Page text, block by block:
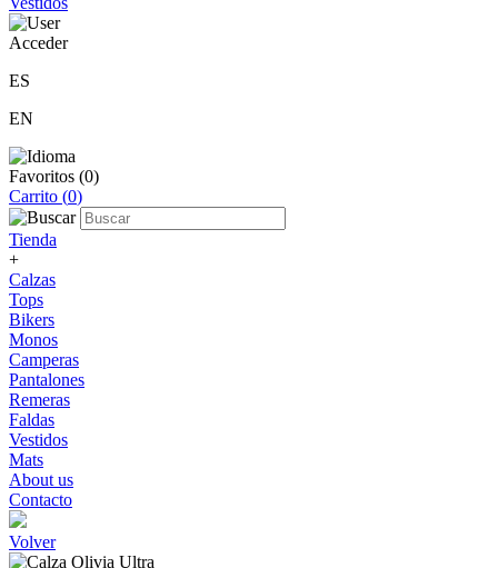
Acceder
ES
EN
Favoritos (0)
Carrito (0)
Tienda
+
Calzas
Tops
Bikers
Monos
Camperas
Pantalones
Remeras
Faldas
Vestidos
Mats
About us
Contacto
Volver